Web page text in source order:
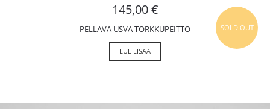
SOLD OUT
145,00€
PELLAVA USVA TORKKUPEITTO
LUE LISÄÄ